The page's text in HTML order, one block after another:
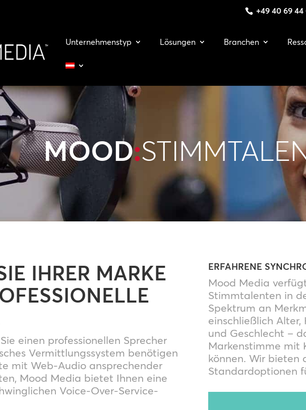
+49 40 69
Unternehmenstyp Lösungen Branchen
MOOD:
IHRER MARKE
einen professionellen Sprecher
Vermittlungssystem benötigen
mit Web-Audio ansprechender
Mood Media bietet Ihnen eine
Voice-Over-Service-
ERFAHRENE
Mood Media
Stimmtalenten in
Spektrum an
einschließlich Alter,
und Geschlecht –
Markenstimme mit
können. Wir bieten
Standardoptionen